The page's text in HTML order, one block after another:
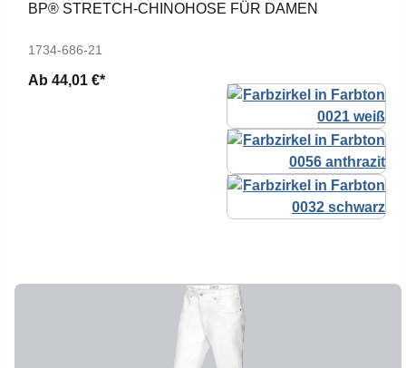
BP® STRETCH-CHINOHOSE FÜR DAMEN
1734-686-21
Ab 44,01 €*